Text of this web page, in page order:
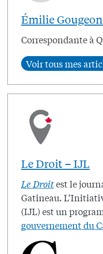
Émilie
Correspondante à
Le Droit – IJL
Le Droitest le
Gatineau.
(IJL) est un
gouvernement du